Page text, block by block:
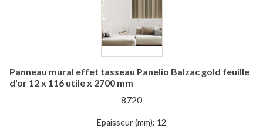
Panneau mural effet tasseau Panelio Balzac gold feuille
d'or 12 x 116 utile x 2700 mm
8720
Epaisseur (mm): 12